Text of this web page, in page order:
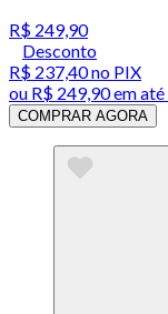
R$ 249,90
Desconto
R$ 237,40no PIX
ou R$ 249,90em até
COMPRAR AGORA